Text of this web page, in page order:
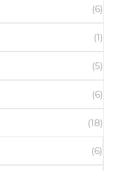
(6)
(1)
(5)
(6)
(18)
(6)